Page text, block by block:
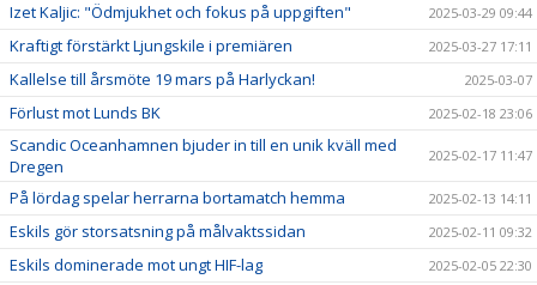
Izet Kaljic: "Ödmjukhet och fokus på uppgiften" 2025-03-29 09:44
Kraftigt förstärkt Ljungskile i premiären 2025-03-27 17:11
Kallelse till årsmöte 19 mars på Harlyckan! 2025-03-07
Förlust mot Lunds BK 2025-02-18 23:06
Scandic Oceanhamnen bjuder in till en unik kväll med
Dregen
2025-02-17 11:47
På lördag spelar herrarna bortamatch hemma 2025-02-13 14:11
Eskils gör storsatsning på målvaktssidan 2025-02-11 09:32
Eskils dominerade mot ungt HIF-lag 2025-02-05 22:30